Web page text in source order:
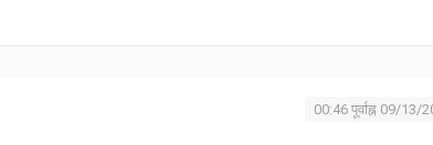
00:46 पूर्वाह्न 09/13/